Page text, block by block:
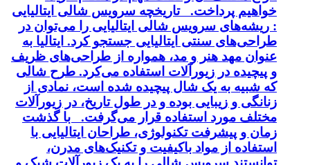
خواهیم پرداخت. تاریخچه سرویس شالی ایتالیایی
: ریشه‌های سرویس شالی ایتالیایی را می‌توان در
طراحی‌های سنتی ایتالیایی جستجو کرد. ایتالیا به
عنوان مهد هنر و مد، همواره از طراحی‌های ظریف
و پیچیده در زیورآلات استفاده می‌کرد. طرح شالی
که شبیه به یک شال پیچیده شده است، نمادی از
زنانگی و زیبایی بوده و در طول تاریخ، در زیورآلات
مختلف مورد استفاده قرار می‌گرفت. با گذشت
زمان و پیشرفت تکنولوژی، طراحان ایتالیایی با
استفاده از مواد باکیفیت و تکنیک‌های مدرن،